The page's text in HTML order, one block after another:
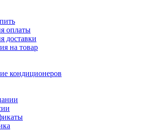
оплаты
доставки
на товар
кондиционеров